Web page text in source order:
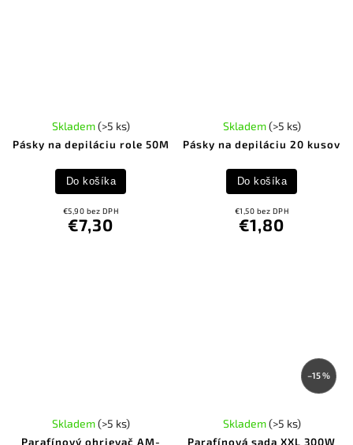
Pásky na depiláciu role 50M
Skladem(>5 ks)
€5,90 bez DPH
€7,30
Do košíka
Pásky na depiláciu 20 kusov
Skladem(>5 ks)
€1,50 bez DPH
€1,80
Do košíka
Parafínový ohrievač AM-
Skladem(>5 ks)
–15 %
Parafínová sada XXL 300W
Skladem(>5 ks)